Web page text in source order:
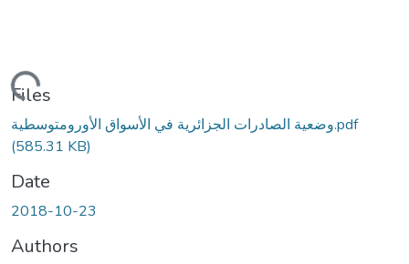
Loading...
Files
وضعية الصادرات الجزائرية في الأسواق الأورومتوسطية.pdf
(585.31 KB)
Date
2018-10-23
Authors